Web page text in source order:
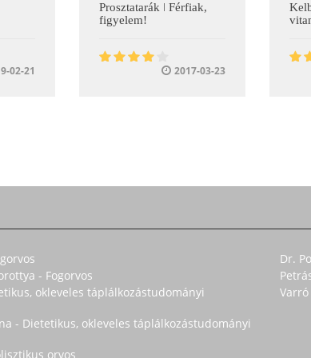
02-21
Prosztatarák ǀ Férfiak,
figyelem!
2017-03-23
- Fogorvos
okleveles táplálkozástudományi
- Dietetikus, okleveles táplálkozástudományi
orvos
Dr.